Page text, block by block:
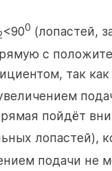
<900 (лопастей,
с
так
пойдёт
лопастей),
подачи не